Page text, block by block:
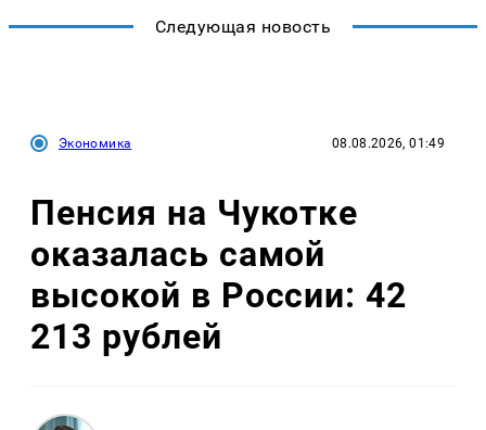
Следующая новость
Экономика 08.08.2026, 01:49
Пенсия на Чукотке
оказалась самой
высокой в России: 42
213 рублей